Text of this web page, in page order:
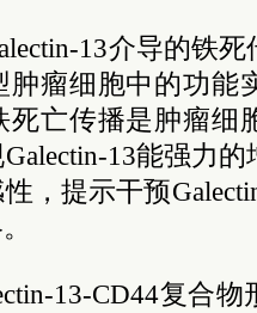
13介导的铁
肿瘤细胞中的功能
死亡传播是肿瘤细
13能强力
，提示干预
13-CD44复合